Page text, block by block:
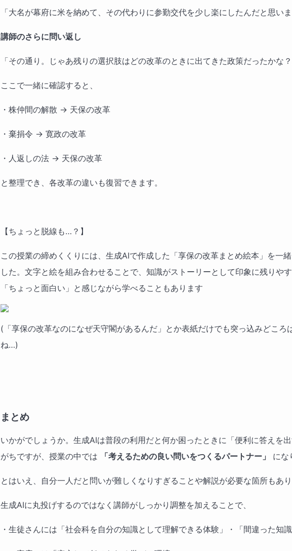
「大名が幕府に米を納めて、その代わりに参勤交代を少し楽にしたんだと思いま
講師のさらに問い返し
「その通り。じゃあ残りの選択肢はどの改革のときに出てきた政策だったかな？
ここで一緒に確認すると、
・株仲間の解散 → 天保の改革
・棄捐令 → 寛政の改革
・人返しの法 → 天保の改革
と整理でき、各改革の違いも復習できます。
【ちょっと脱線も…？】
この授業の締めくくりには、生成AIで作成した「享保の改革まとめ絵本」を一
した。文字と絵を組み合わせることで、知識がストーリーとして印象に残りや
「ちょっと面白い」と感じながら学べることもあります
(「享保の改革なのになぜ天守閣があるんだ」とか表紙だけでも突っ込みどころ
ね…)
まとめ
いかがでしょうか。生成AIは普段の利用だと何か困ったときに「便利に答えを
がちですが、授業の中では
「考えるための良い問いをつくるパートナー」 にな
とはいえ、自分一人だと問いが難しくなりすぎることや解説が必要な箇所もあ
生成AIに丸投げするのではなく講師がしっかり調整を加えることで、
・生徒さんには「社会科を自分の知識として理解できる体験」・「間違った知識